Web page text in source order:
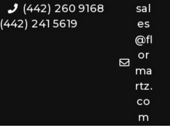
(442) 260 9168
(442) 241 5619
sal
es
@fl
or
ma
rtz.
co
m